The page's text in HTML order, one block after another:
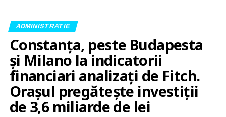
ADMINISTRATIE
Constanța, peste Budapesta
și Milano la indicatorii
financiari analizați de Fitch.
Orașul pregătește investiții
de 3,6 miliarde de lei